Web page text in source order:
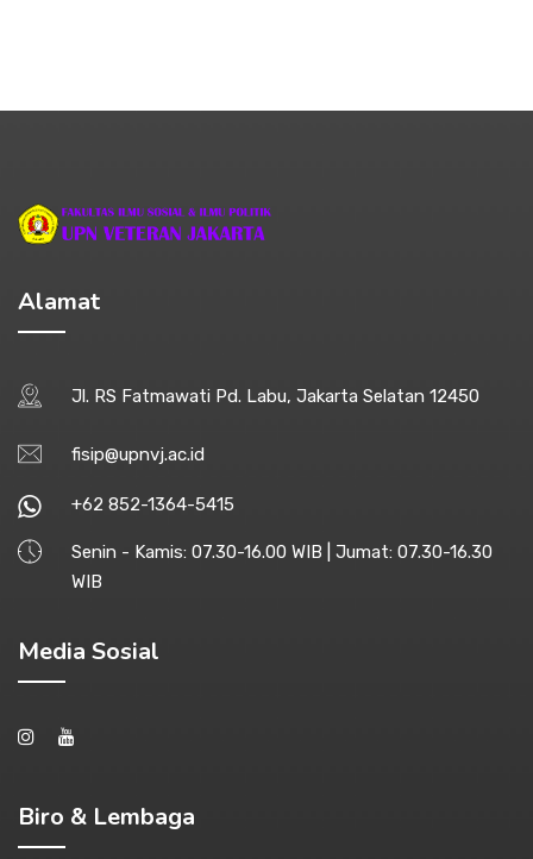
Alamat
Jl. RS Fatmawati Pd. Labu, Jakarta Selatan 12450
fisip@upnvj.ac.id
+62 852-1364-5415
Senin - Kamis: 07.30-16.00 WIB | Jumat: 07.30-16.30
WIB
Media Sosial
Biro & Lembaga